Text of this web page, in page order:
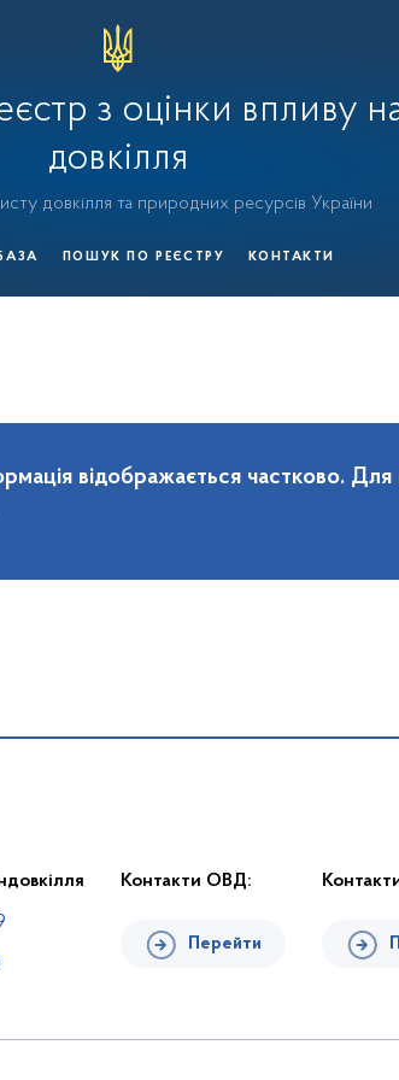
з оцінки впливу
довкілля
довкілля та природних ресурсів України
ПОШУК ПО РЕЄСТРУ КОНТАКТИ
відображається частково. Для
Контакти ОВД:
Перейти